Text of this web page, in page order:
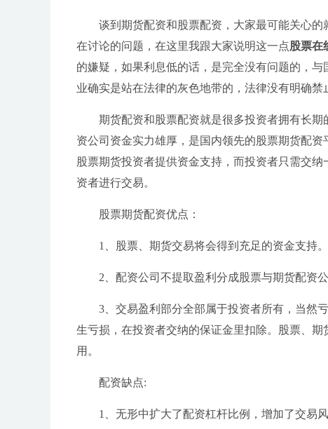
谈到期货配资和股票配资，大家最可能关心
在讨论的问题，在这里我跟大家说明这一点股票在
的嫌疑，如果利息低的话，是完全没有问题的，
业确实是站在法律的灰色地带的，法律没有明确
期货配资和股票配资就是很多投资者拥有长
资公司资金实力雄厚，是国内领先的股票期货配
股票期货投资者提供资金支持，而投资者只需交
资者进行交易。
股票期货配资优点：
1、股票、期货交易将会得到充足的资金支持。
2、配资公司不提取盈利分成股票与期货配资
3、交易盈利部分全部属于投资者所有，当然
生亏损，在投资者交纳的保证金里扣除。股票、
用。
配资缺点:
1、无形中扩大了配资杠杆比例，增加了交易